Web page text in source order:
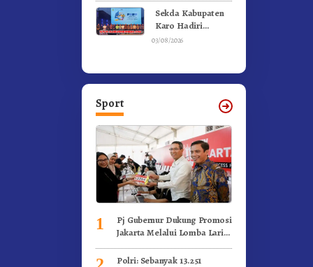
Targetkan FBB
2027 Go
Sekda Kabupaten
Karo Hadiri
Penutupan (PRSU)
03/08/2026
Sport
1
Pj Gubernur Dukung Promosi
Jakarta Melalui Lomba Lari
Polri: Sebanyak 13.251